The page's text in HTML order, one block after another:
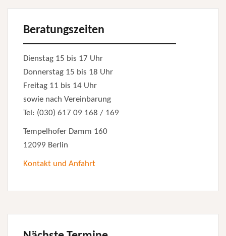
Beratungszeiten
Dienstag 15 bis 17 Uhr
Donnerstag 15 bis 18 Uhr
Freitag 11 bis 14 Uhr
sowie nach Vereinbarung
Tel: (030) 617 09 168 / 169
Tempelhofer Damm 160
12099 Berlin
Kontakt und Anfahrt